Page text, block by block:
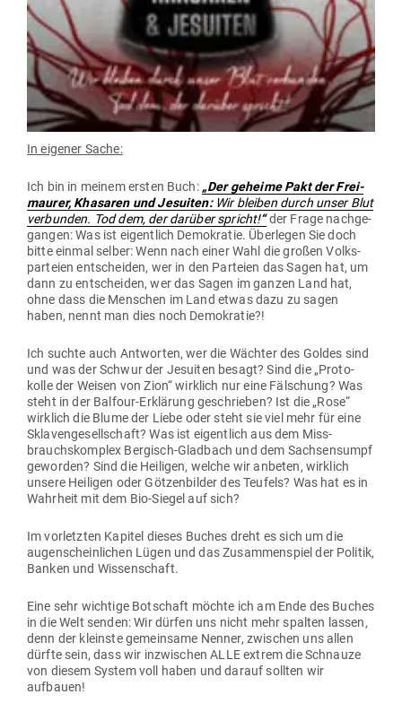
In eigener Sache:
Ich bin in meinem ersten Buch: „Der geheime Pakt der Frei­
maurer, Kha­saren und Jesuiten: Wir bleiben durch unser Blut
ver­bunden. Tod dem, der darüber spricht!“der Frage nach­ge­
gangen: Was ist eigentlich Demo­kratie. Über­legen Sie doch
bitte einmal selber: Wenn nach einer Wahl die großen Volks­
par­teien ent­scheiden, wer in den Par­teien das Sagen hat, um
dann zu ent­scheiden, wer das Sagen im ganzen Land hat,
ohne dass die Men­schen im Land etwas dazu zu sagen
haben, nennt man dies noch Demokratie?!
Ich suchte auch Ant­worten, wer die Wächter des Goldes sind
und was der Schwur der Jesuiten besagt? Sind die „Pro­to­
kolle der Weisen von Zion“ wirklich nur eine Fäl­schung? Was
steht in der Balfour-Erklärung geschrieben? Ist die „Rose“
wirklich die Blume der Liebe oder steht sie viel mehr für eine
Skla­ven­ge­sell­schaft? Was ist eigentlich aus dem Miss­
brauchs­komplex Ber­gisch-Gladbach und dem Sach­sen­sumpf
geworden? Sind die Hei­ligen, welche wir anbeten, wirklich
unsere Hei­ligen oder Göt­zen­bilder des Teufels? Was hat es in
Wahrheit mit dem Bio-Siegel auf sich?
Im vor­letzten Kapitel dieses Buches dreht es sich um die
augen­schein­lichen Lügen und das Zusam­men­spiel der Politik,
Banken und Wissenschaft.
Eine sehr wichtige Bot­schaft möchte ich am Ende des Buches
in die Welt senden: Wir dürfen uns nicht mehr spalten lassen,
denn der kleinste gemeinsame Nenner, zwi­schen uns allen
dürfte sein, dass wir inzwi­schen ALLE extrem die Schnauze
von diesem System voll haben und darauf sollten wir
aufbauen!